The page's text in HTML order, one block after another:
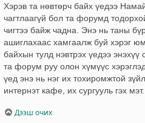
Хэрэв та нөвтөрч байх үедээ
чагтлаагүй бол та форумд
чигтээ байж чадна. Энэ нь таны
ашиглахаас хамгаалж буй хэрэг
байхын тулд нэвтрэх үедээ энэхүү
та форум руу олон хүмүүс
үед энэ нь нэг их тохиромжтой
интернэт кафе, их сургууль гэх мэт.
Дээш очих